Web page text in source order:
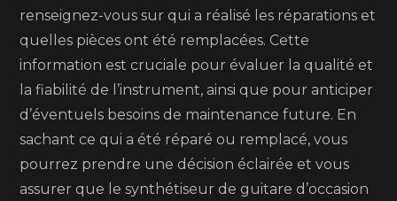
renseignez-vous sur qui a réalisé les réparations et
quelles pièces ont été remplacées. Cette
information est cruciale pour évaluer la qualité et
la fiabilité de l’instrument, ainsi que pour anticiper
d’éventuels besoins de maintenance future. En
sachant ce qui a été réparé ou remplacé, vous
pourrez prendre une décision éclairée et vous
assurer que le synthétiseur de guitare d’occasion